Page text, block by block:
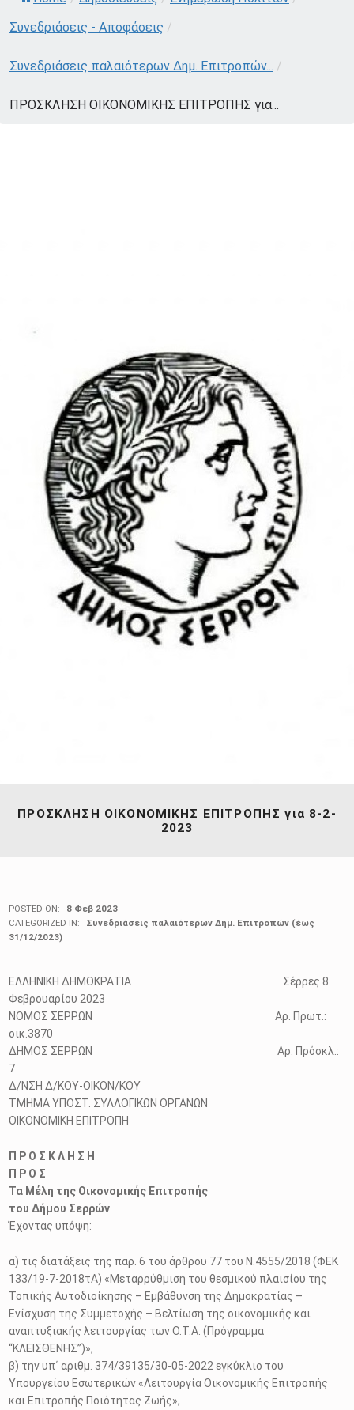
Συνεδριάσεις - Αποφάσεις /
Συνεδριάσεις παλαιότερων Δημ. Επιτροπών... /
ΠΡΟΣΚΛΗΣΗ ΟΙΚΟΝΟΜΙΚΗΣ ΕΠΙΤΡΟΠΗΣ για...
ΠΡΟΣΚΛΗΣΗ ΟΙΚΟΝΟΜΙΚΗΣ ΕΠΙΤΡΟΠΗΣ για 8-2-
2023
POSTED ON:
8 Φεβ 2023
CATEGORIZED IN:
Συνεδριάσεις παλαιότερων Δημ. Επιτροπών (έως
31/12/2023)
ΕΛΛΗΝΙΚΗ ΔΗΜΟΚΡΑΤΙΑ Σέρρες 8
Φεβρουαρίου 2023
ΝΟΜΟΣ ΣΕΡΡΩΝ Αρ. Πρωτ.:
οικ.3870
ΔΗΜΟΣ ΣΕΡΡΩΝ Αρ. Πρόσκλ.:
7
Δ/ΝΣΗ Δ/ΚΟΥ-ΟΙΚΟΝ/ΚΟΥ
ΤΜΗΜΑ ΥΠΟΣΤ. ΣΥΛΛΟΓΙΚΩΝ ΟΡΓΑΝΩΝ
ΟΙΚΟΝΟΜΙΚΗ ΕΠΙΤΡΟΠΗ
Π Ρ Ο Σ Κ Λ Η Σ Η
Π Ρ Ο Σ
Τα Μέλη της Οικονομικής Επιτροπής
του Δήμου Σερρών
Έχοντας υπόψη:
α) τις διατάξεις της παρ. 6 του άρθρου 77 του Ν.4555/2018 (ΦΕΚ
133/19-7-2018τΑ) «Μεταρρύθμιση του θεσμικού πλαισίου της
Τοπικής Αυτοδιοίκησης – Εμβάθυνση της Δημοκρατίας –
Ενίσχυση της Συμμετοχής – Βελτίωση της οικονομικής και
αναπτυξιακής λειτουργίας των Ο.Τ.Α. (Πρόγραμμα
“ΚΛΕΙΣΘΕΝΗΣ”)»,
β) την υπ΄ αριθμ. 374/39135/30-05-2022 εγκύκλιο του
Υπουργείου Εσωτερικών «Λειτουργία Οικονομικής Επιτροπής
και Επιτροπής Ποιότητας Ζωής»,